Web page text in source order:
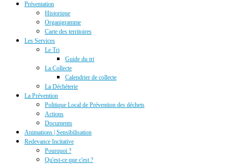
Présentation
Historique
Organigramme
Carte des territoires
Les Services
Le Tri
Guide du tri
La Collecte
Calendrier de collecte
La Déchèterie
La Prévention
Politique Local de Prévention des déchets
Actions
Documents
Animations | Sensibilisation
Redevance Incitative
Pourquoi ?
Qu'est-ce que c'est ?